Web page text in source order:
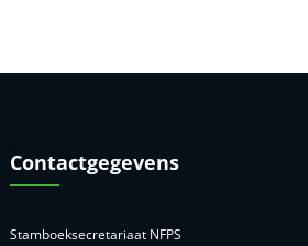
Contactgegevens
Stamboeksecretariaat NFPS